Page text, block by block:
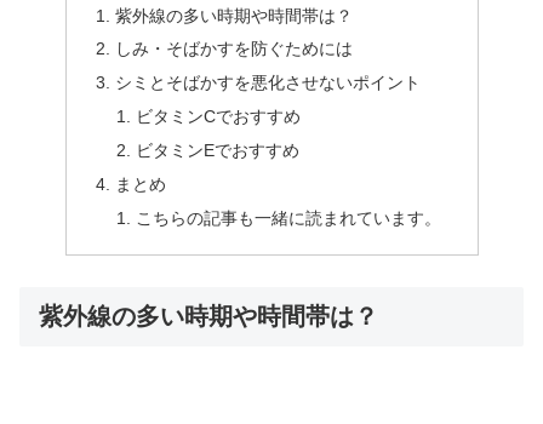
紫外線の多い時期や時間帯は？
しみ・そばかすを防ぐためには
シミとそばかすを悪化させないポイント
ビタミンCでおすすめ
ビタミンEでおすすめ
まとめ
こちらの記事も一緒に読まれています。
紫外線の多い時期や時間帯は？